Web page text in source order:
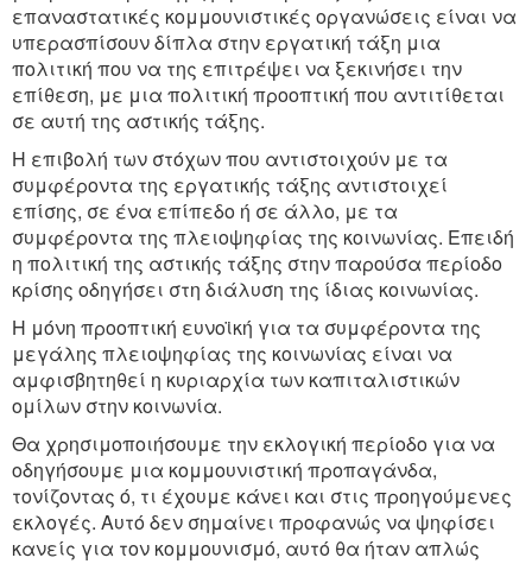
επαναστατικές κομμουνιστικές οργανώσεις είναι να
υπερασπίσουν δίπλα στην εργατική τάξη μια
πολιτική που να της επιτρέψει να ξεκινήσει την
επίθεση, με μια πολιτική προοπτική που αντιτίθεται
σε αυτή της αστικής τάξης.
Η επιβολή των στόχων που αντιστοιχούν με τα
συμφέροντα της εργατικής τάξης αντιστοιχεί
επίσης, σε ένα επίπεδο ή σε άλλο, με τα
συμφέροντα της πλειοψηφίας της κοινωνίας. Επειδή
η πολιτική της αστικής τάξης στην παρούσα περίοδο
κρίσης οδηγήσει στη διάλυση της ίδιας κοινωνίας.
Η μόνη προοπτική ευνοϊκή για τα συμφέροντα της
μεγάλης πλειοψηφίας της κοινωνίας είναι να
αμφισβητηθεί η κυριαρχία των καπιταλιστικών
ομίλων στην κοινωνία.
Θα χρησιμοποιήσουμε την εκλογική περίοδο για να
οδηγήσουμε μια κομμουνιστική προπαγάνδα,
τονίζοντας ό, τι έχουμε κάνει και στις προηγούμενες
εκλογές. Αυτό δεν σημαίνει προφανώς να ψηφίσει
κανείς για τον κομμουνισμό, αυτό θα ήταν απλώς